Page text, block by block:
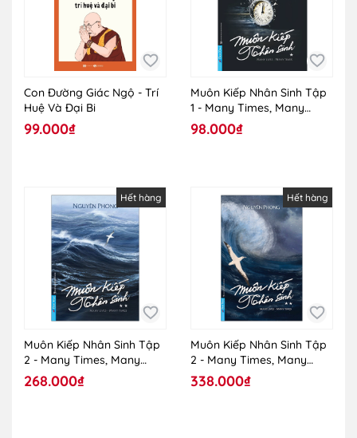
Con Đường Giác Ngộ - Trí
Huệ Và Đại Bi
99.000₫
Muôn Kiếp Nhân Sinh Tập
1 - Many Times, Many
Lives (Khổ Nhỏ)
98.000₫
Hết hàng
Muôn Kiếp Nhân Sinh Tập
2 - Many Times, Many
Lives
268.000₫
Hết hàng
Muôn Kiếp Nhân Sinh Tập
2 - Many Times, Many
Lives
338.000₫